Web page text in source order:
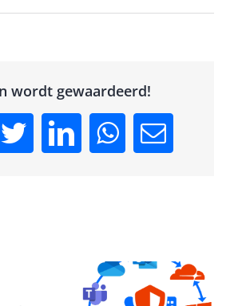
wordt gewaardeerd!
TwitterLinkedInWhatsApp
Email